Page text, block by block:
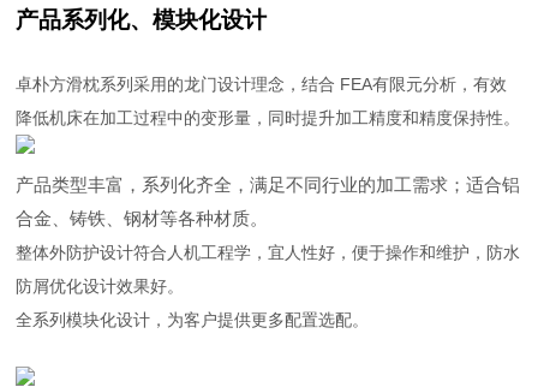
产品系列化、模块化设计
卓朴方滑枕系列采用的龙门设计理念，结合 FEA有限元分析，有效
降低机床在加工过程中的变形量，同时提升加工精度和精度保持性。
产品类型丰富，系列化齐全，满足不同行业的加工需求；适合铝
合金、铸铁、钢材等各种材质。
整体外防护设计符合人机工程学，宜人性好，便于操作和维护，防水
防屑优化设计效果好。
全系列模块化设计，为客户提供更多配置选配。